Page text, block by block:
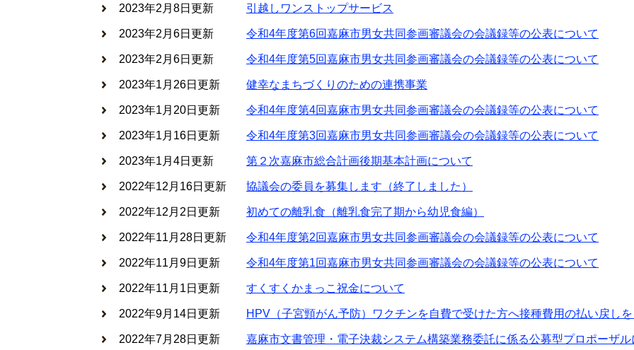
2023年2月8日更新 引越しワンストップサービス
2023年2月6日更新 令和4年度第6回嘉麻市男女共同参画審議会の会議録等の公表について
2023年2月6日更新 令和4年度第5回嘉麻市男女共同参画審議会の会議録等の公表について
2023年1月26日更新 健幸なまちづくりのための連携事業
2023年1月20日更新 令和4年度第4回嘉麻市男女共同参画審議会の会議録等の公表について
2023年1月16日更新 令和4年度第3回嘉麻市男女共同参画審議会の会議録等の公表について
2023年1月4日更新 第２次嘉麻市総合計画後期基本計画について
2022年12月16日更新 協議会の委員を募集します（終了しました）
2022年12月2日更新 初めての離乳食（離乳食完了期から幼児食編）
2022年11月28日更新 令和4年度第2回嘉麻市男女共同参画審議会の会議録等の公表について
2022年11月9日更新 令和4年度第1回嘉麻市男女共同参画審議会の会議録等の公表について
2022年11月1日更新 すくすくかまっこ祝金について
2022年9月14日更新 HPV（子宮頸がん予防）ワクチンを自費で受けた方へ接種費用の払い戻し
2022年7月28日更新 嘉麻市文書管理・電子決裁システム構築業務委託に係る公募型プロポーザル